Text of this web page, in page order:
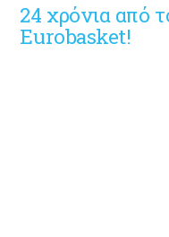
24 χρόνια από
Eurobasket!